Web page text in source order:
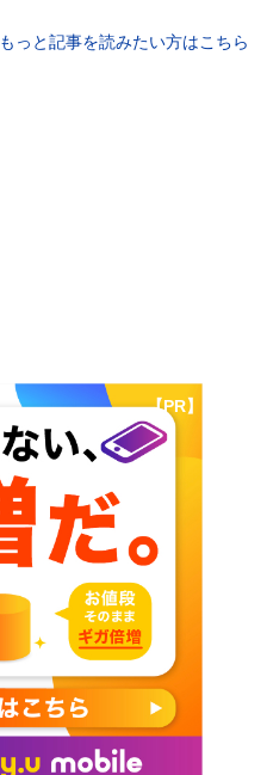
もっと記事を読みたい方はこちら
【PR】